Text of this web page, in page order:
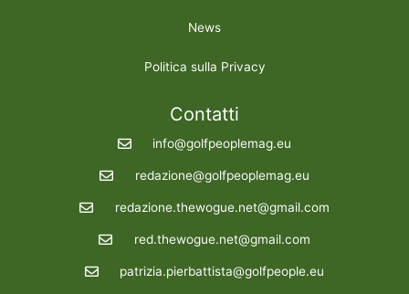
News
Politica sulla Privacy
Contatti
info@golfpeoplemag.eu
redazione@golfpeoplemag.eu
redazione.thewogue.net@gmail.com
red.thewogue.net@gmail.com
patrizia.pierbattista@golfpeople.eu